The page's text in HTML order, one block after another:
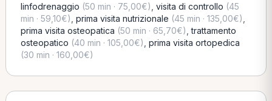
linfodrenaggio (50 min · 75,00€) visita di controllo (45
min · 59,10€) prima visita nutrizionale (45 min · 135,00€)
prima visita osteopatica (50 min · 65,70€) ,trattamento
osteopatico (40 min · 105,00€) prima visita ortopedica
(30 min · 160,00€)